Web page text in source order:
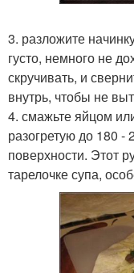
3. разложите
густо, немного не
скручивать, и
внутрь, чтобы не
4. смажьте яйцом
разогретую до 180 -
поверхности. Этот
тарелочке супа,